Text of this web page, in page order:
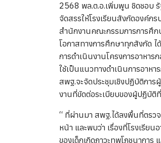
2568 พล.ต.อ.เพิ่มพูน ชิดชอบ
จัดสรรให้โรงเรียนสังกัดองค์ก
สำนักงานคณะกรรมการการศึ
โอกาสทางการศึกษาทุกสังกัด
การดำเนินงานโครงการอาหาร
ใช้เป็นแนวทางดำเนินการอาห
สพฐ.จะจัดประชุมเชิงปฏิบัติกา
งานที่ขัดต่อระเบียบของผู้ปฏิบัติ
“ ที่ผ่านมา สพฐ.ได้ลงพื้นที่ตรวจ
หน้า และพบว่า เรื่องที่โรงเรีย
ของเด็กเกิดภาวะทฺพโภชนากา